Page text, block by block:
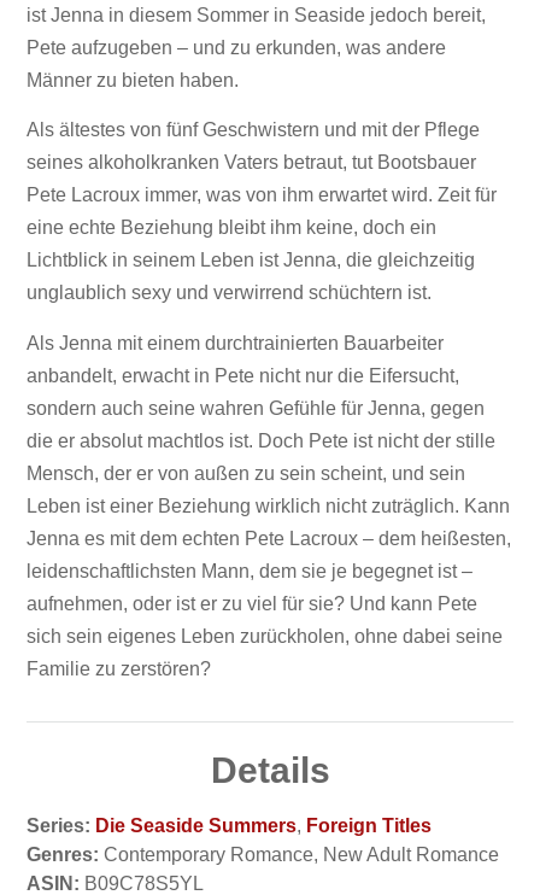
ist Jenna in diesem Sommer in Seaside jedoch bereit,
Pete aufzugeben – und zu erkunden, was andere
Männer zu bieten haben.
Als ältestes von fünf Geschwistern und mit der Pflege
seines alkoholkranken Vaters betraut, tut Bootsbauer
Pete Lacroux immer, was von ihm erwartet wird. Zeit für
eine echte Beziehung bleibt ihm keine, doch ein
Lichtblick in seinem Leben ist Jenna, die gleichzeitig
unglaublich sexy und verwirrend schüchtern ist.
Als Jenna mit einem durchtrainierten Bauarbeiter
anbandelt, erwacht in Pete nicht nur die Eifersucht,
sondern auch seine wahren Gefühle für Jenna, gegen
die er absolut machtlos ist. Doch Pete ist nicht der stille
Mensch, der er von außen zu sein scheint, und sein
Leben ist einer Beziehung wirklich nicht zuträglich. Kann
Jenna es mit dem echten Pete Lacroux – dem heißesten,
leidenschaftlichsten Mann, dem sie je begegnet ist –
aufnehmen, oder ist er zu viel für sie? Und kann Pete
sich sein eigenes Leben zurückholen, ohne dabei seine
Familie zu zerstören?
Details
Series: Die Seaside Summers, Foreign Titles
Genres: Contemporary Romance, New Adult Romance
ASIN: B09C78S5YL